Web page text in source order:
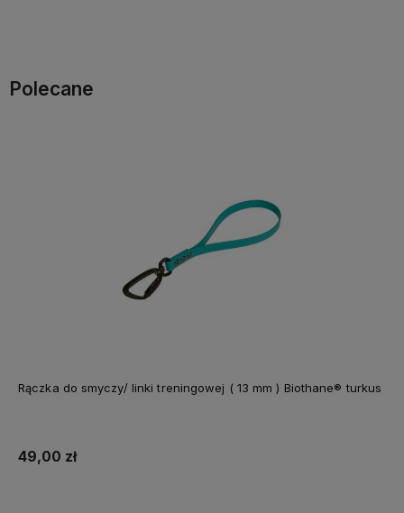
Polecane
Rączka do smyczy/ linki treningowej ( 13 mm ) Biothane® turkus
49,00 zł